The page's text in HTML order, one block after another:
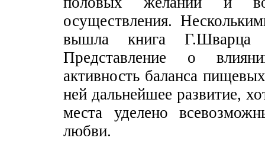
осуществления.
вышла книга Г.Шварца
Представление о
активность баланса
ней дальнейшее развитие,
места уделено
любви.